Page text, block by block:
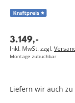
3.149,-
Inkl. MwSt. zzgl.
Montage zubuchbar
Liefern wir auch zu